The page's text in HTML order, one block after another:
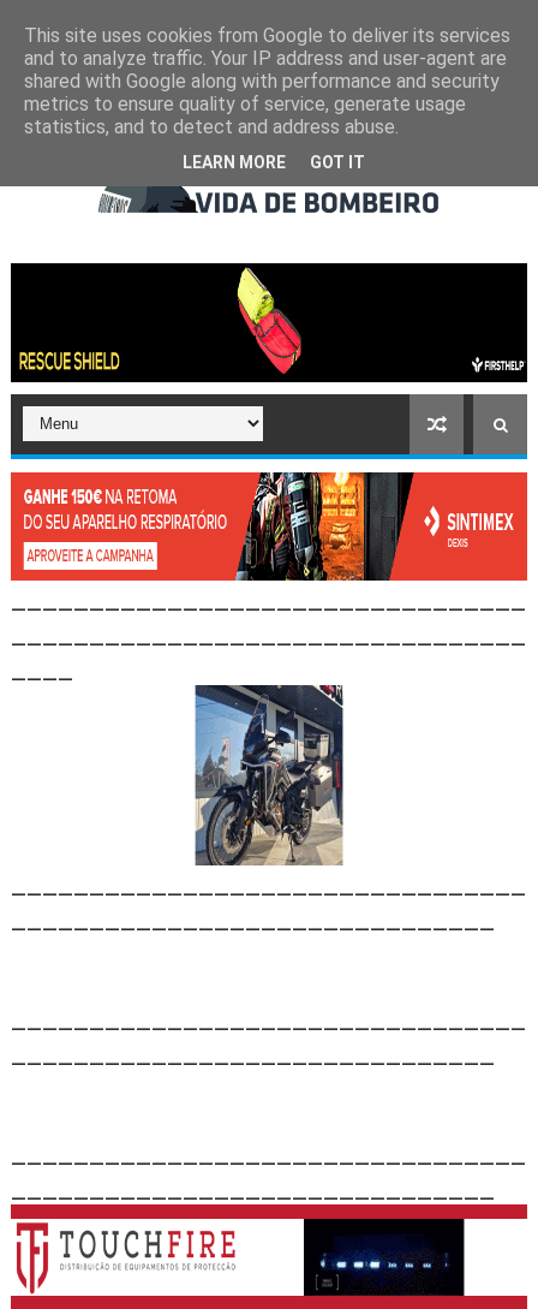
This site uses cookies from Google to deliver its services
and to analyze traffic. Your IP address and user-agent are
shared with Google along with performance and security
metrics to ensure quality of service, generate usage
statistics, and to detect and address abuse.
LEARN MORE GOT IT